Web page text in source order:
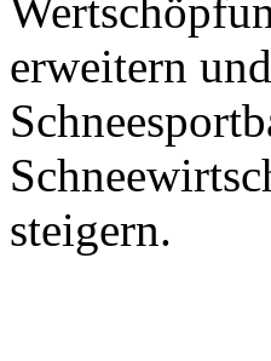
erweitern
steigern.